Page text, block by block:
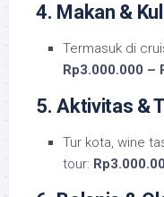
4. Makan &
Termasuk di
Rp3.000.000 –
5. Aktivitas &
Tur kota, wine
tour: